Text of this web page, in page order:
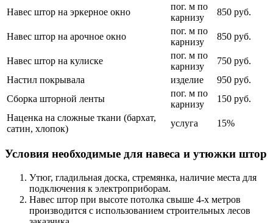
Навес штор на эркерное окно
пог. м по
карнизу
850 руб.
Навес штор на арочное окно
пог. м по
карнизу
850 руб.
Навес штор на кулиске
пог. м по
карнизу
750 руб.
Настил покрывала
изделие
950 руб.
Сборка шторной ленты
пог. м по
карнизу
150 руб.
Наценка на сложные ткани (бархат,
сатин, хлопок)
услуга 15%
Условия необходимые для навеса и утюжки штор
Утюг, гладильная доска, стремянка, наличие места для
подключения к электроприборам.
Навес штор при высоте потолка свыше 4-х метров
производится с использованием строительных лесов